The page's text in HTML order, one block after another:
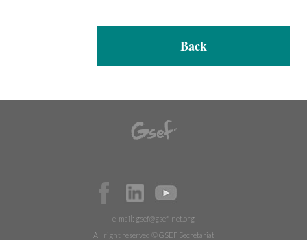
Back
e-mail: gsef@gsef-net.org
All right reserved © GSEF Secretariat